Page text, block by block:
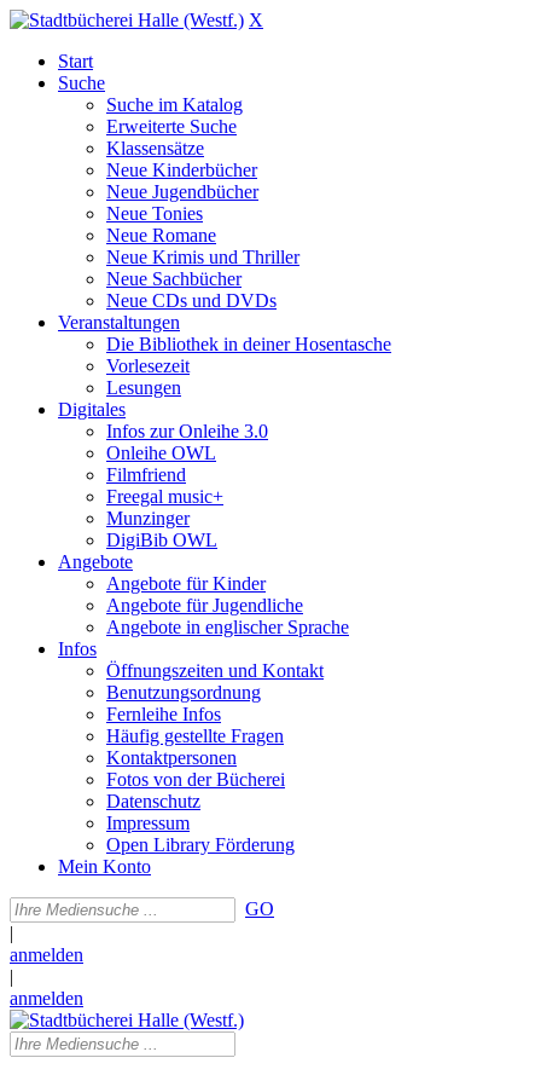
X
Start
Suche
Suche im Katalog
Erweiterte Suche
Klassensätze
Neue Kinderbücher
Neue Jugendbücher
Neue Tonies
Neue Romane
Neue Krimis und Thriller
Neue Sachbücher
Neue CDs und DVDs
Veranstaltungen
Die Bibliothek in deiner Hosentasche
Vorlesezeit
Lesungen
Digitales
Infos zur Onleihe 3.0
Onleihe OWL
Filmfriend
Freegal music+
Munzinger
DigiBib OWL
Angebote
Angebote für Kinder
Angebote für Jugendliche
Angebote in englischer Sprache
Infos
Öffnungszeiten und Kontakt
Benutzungsordnung
Fernleihe Infos
Häufig gestellte Fragen
Kontaktpersonen
Fotos von der Bücherei
Datenschutz
Impressum
Open Library Förderung
Mein Konto
GO
|
anmelden
|
anmelden